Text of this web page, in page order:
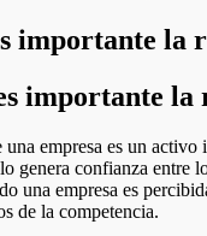
importante la
importante la
genera confianza entre
una empresa es
de la competencia.